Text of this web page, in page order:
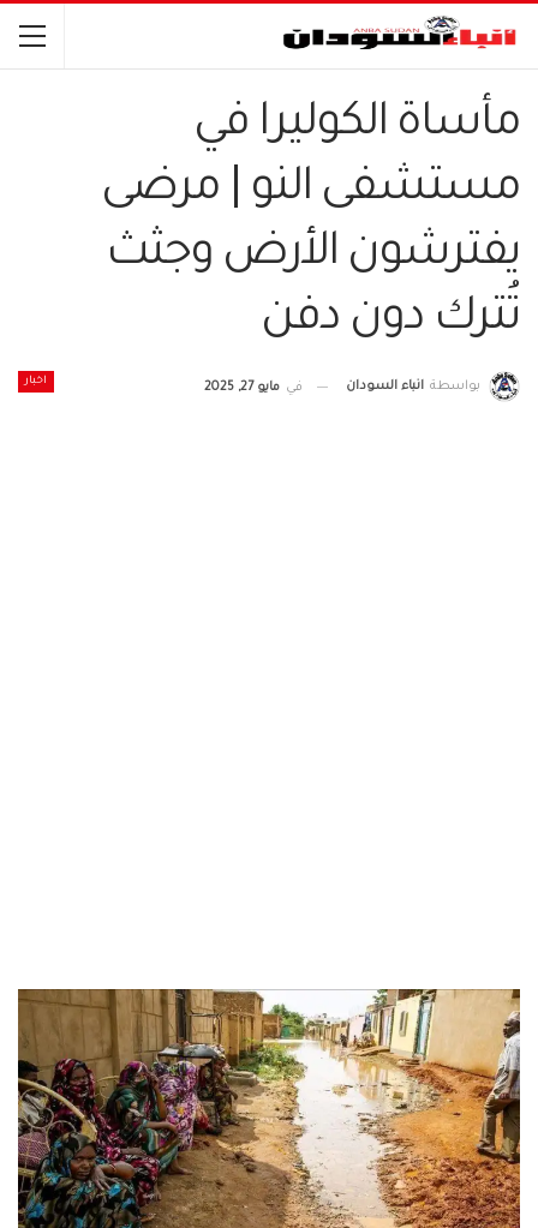
مأساة الكوليرا في
مستشفى النو | مرضى
يفترشون الأرض وجثث
تُترك دون دفن
اخبار بواسطة انباء السودان في مايو 27, 2025